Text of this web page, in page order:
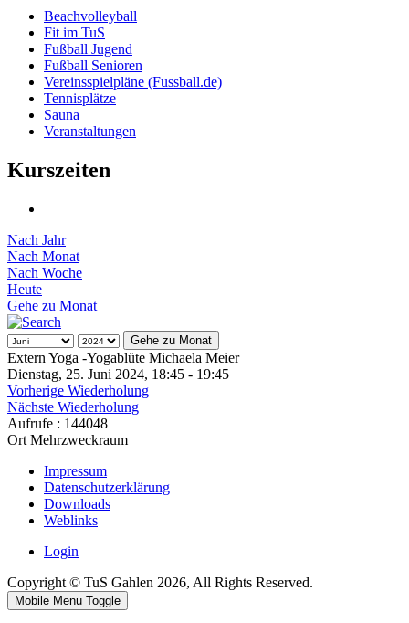
Beachvolleyball
Fit im TuS
Fußball Jugend
Fußball Senioren
Vereinsspielpläne (Fussball.de)
Tennisplätze
Sauna
Veranstaltungen
Kurszeiten
Nach Jahr
Nach Monat
Nach Woche
Heute
Gehe zu Monat
Gehe zu Monat
Extern Yoga -Yogablüte Michaela Meier
Dienstag, 25. Juni 2024, 18:45 - 19:45
Vorherige Wiederholung
Nächste Wiederholung
Aufrufe : 144048
Ort Mehrzweckraum
Impressum
Datenschutzerklärung
Downloads
Weblinks
Login
Copyright © TuS Gahlen 2026, All Rights Reserved.
Mobile Menu Toggle